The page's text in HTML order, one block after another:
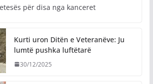
për disa nga kanceret
Kurti uron Ditën e Veteranëve: Ju
lumtë pushka luftëtarë
30/12/2025